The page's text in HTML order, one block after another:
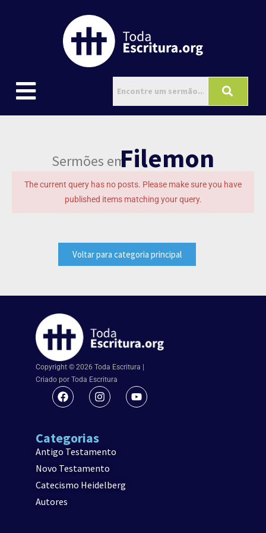
Sermões emFilemon
The current query has no posts. Please make sure you have
published items matching your query.
Voltar para categoria principal
Copyright © 2026 Toda Escritura |
Criado por Toda Escritura
Categorias
Antigo Testamento
Novo Testamento
Catecismo Heidelberg
Autores